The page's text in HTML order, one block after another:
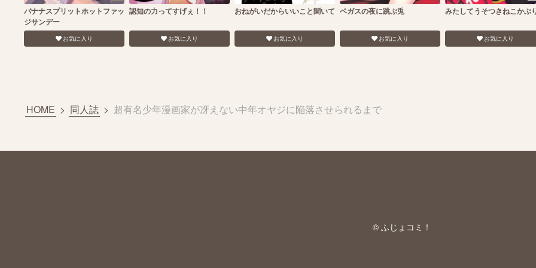
バナナスプリットホットファッ
ジサンデー
お気に入り
認知の力ってすげぇ！！
お気に入り
おねがいだからいいこと聞いて
お気に入り
ベガスの夜に跳ぶ兎
お気に入り
みたしてうそつきねこかぶ
お気に入り
HOME > 同人誌 > 超有名少年漫画家が冴えない中年オヤジに陥落させられるまで
© ふじょコミ！